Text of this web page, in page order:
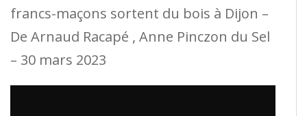
francs-maçons sortent du bois à Dijon –
De Arnaud Racapé , Anne Pinczon du Sel
– 30 mars 2023